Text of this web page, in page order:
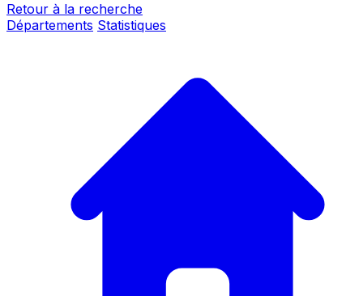
Retour à la recherche
Départements Statistiques